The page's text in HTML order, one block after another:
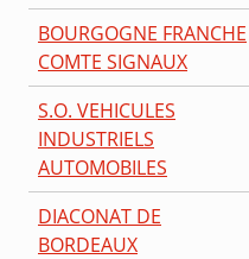
BOURGOGNE FRANCHE
COMTE SIGNAUX
S.O. VEHICULES
INDUSTRIELS
AUTOMOBILES
DIACONAT DE
BORDEAUX